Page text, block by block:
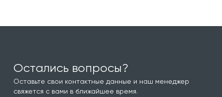
Остались вопросы?
Оставьте свои контактные данные и наш менеджер
свяжется с вами в ближайшее время.